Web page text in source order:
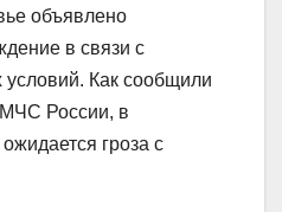
объявлено
в связи с
Как сообщили
МЧС России, в
гроза с